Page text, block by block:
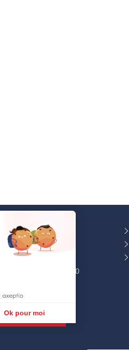
France dépannage
Serrurerie
59100
Afficher le téléphone
Nous contacter